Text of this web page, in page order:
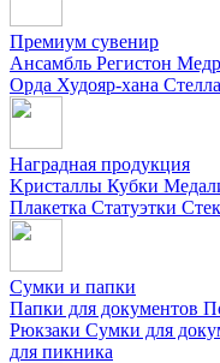
Премиум сувенир
Ансамбль Регистон
Орда Худояр-хана
Наградная продукция
Kристаллы Кубки
Плакетка Статуэтки
Сумки и папки
Папки для документов
Рюкзаки Сумки для
для пикника